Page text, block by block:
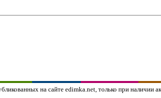
на сайте edimka.net, только при наличии